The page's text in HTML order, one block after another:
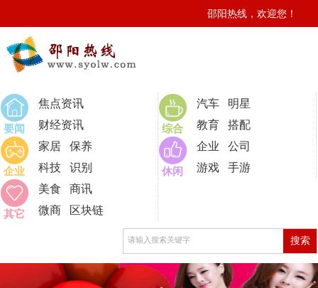
邵阳热线，欢迎您！
要闻
焦点资讯
财经资讯
综合
汽车
明星
教育
搭配
企业
家居
保养
科技
识别 休闲
企业
公司
游戏
手游
其它
美食
商讯
微商
区块链